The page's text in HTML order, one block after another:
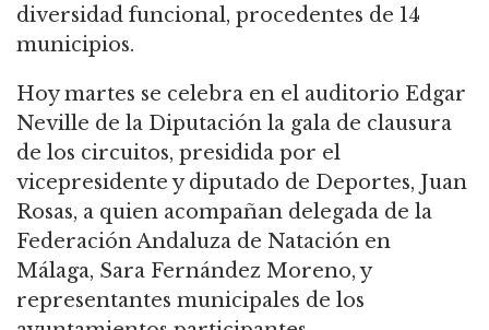
diversidad funcional, procedentes de 14
municipios.
Hoy martes se celebra en el auditorio Edgar
Neville de la Diputación la gala de clausura
de los circuitos, presidida por el
vicepresidente y diputado de Deportes, Juan
Rosas, a quien acompañan delegada de la
Federación Andaluza de Natación en
Málaga, Sara Fernández Moreno, y
representantes municipales de los